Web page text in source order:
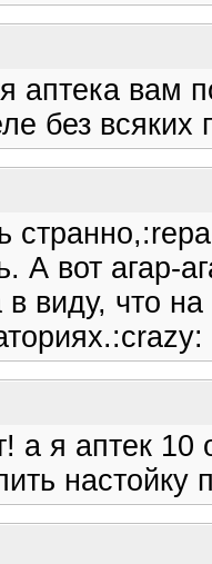
аптека вам
без
А вот агар-
виду, что
а я аптек
настойку